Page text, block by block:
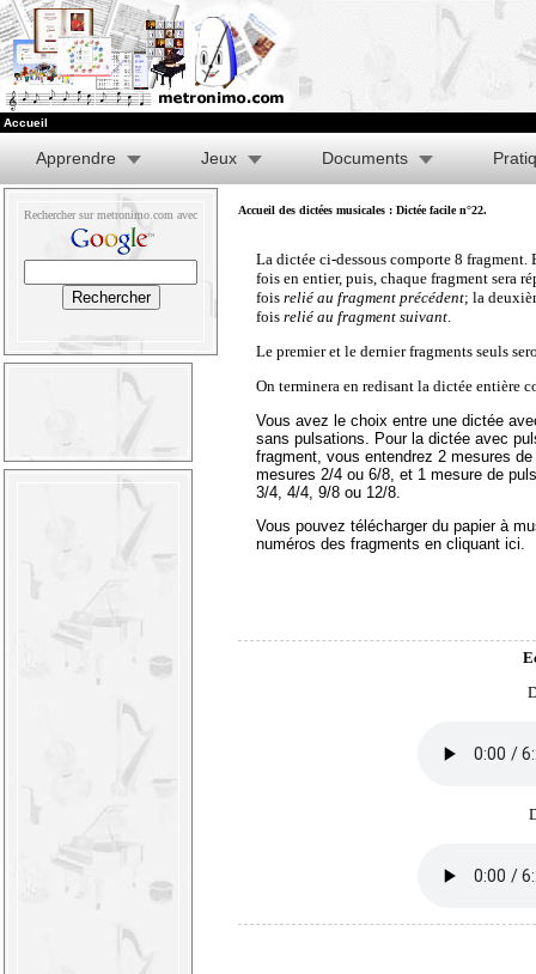
Accueil
Apprendre Jeux Documents
Rechercher sur metronimo.com avec Accueil des dictées musicales : Dictée facile n°22.
La dictée ci-dessous comporte 8 fragment.
fois en entier, puis, chaque fragment sera
fois relié au fragment précédent; la
fois relié au fragment suivant.
Le premier et le dernier fragments seuls
On terminera en redisant la dictée entière
Vous avez le choix entre une dictée
sans pulsations. Pour la dictée avec
fragment, vous entendrez 2 mesures
mesures 2/4 ou 6/8, et 1 mesure de
3/4, 4/4, 9/8 ou 12/8.
Vous pouvez télécharger du papier à
numéros des fragments en cliquant ici.